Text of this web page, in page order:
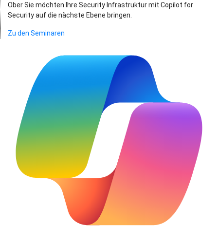
Ober Sie möchten Ihre Security Infrastruktur mit Copilot for
Security auf die nächste Ebene bringen.
Zu den Seminaren